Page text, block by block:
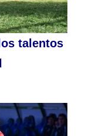
talentos